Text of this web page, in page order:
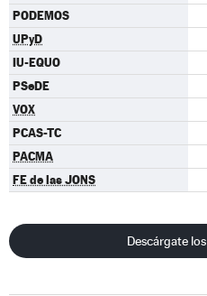
PODEMOS
UPyD
IU-EQUO
PSeDE
VOX
PCAS-TC
PACMA
FE de las JONS
Descárgate